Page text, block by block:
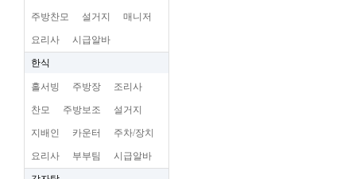
주방찬모 설거지 매니저
요리사 시급알바
한식
홀서빙 주방장 조리사
찬모 주방보조 설거지
지배인 카운터 주차/장치
요리사 부부팀 시급알바